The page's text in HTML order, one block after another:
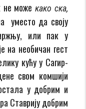
не можекако ска,
уместо да своју
или пак у
на необичан гест
кућу у Сагир-
свом комшији
у добрим и
Ставрију добрим